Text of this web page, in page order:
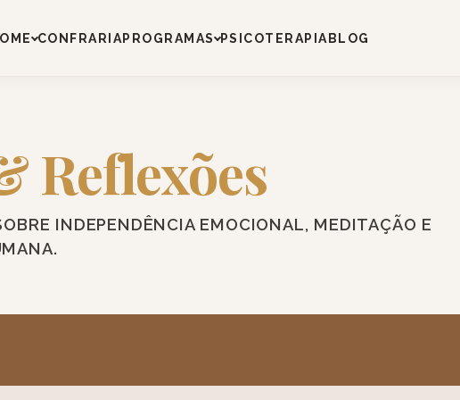
Reflexões
INDEPENDÊNCIA EMOCIONAL, MEDITAÇÃO E
CONFRARIAPROGRAMAS PSICOTERAPIABLOG